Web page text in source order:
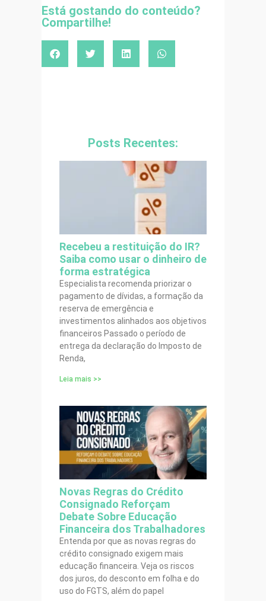
Está gostando do conteúdo?
Compartilhe!
Posts Recentes:
Recebeu a restituição do IR?
Saiba como usar o dinheiro de
forma estratégica
Especialista recomenda priorizar o
pagamento de dívidas, a formação da
reserva de emergência e
investimentos alinhados aos objetivos
financeiros Passado o período de
entrega da declaração do Imposto de
Renda,
Leia mais >>
Novas Regras do Crédito
Consignado Reforçam
Debate Sobre Educação
Financeira dos Trabalhadores
Entenda por que as novas regras do
crédito consignado exigem mais
educação financeira. Veja os riscos
dos juros, do desconto em folha e do
uso do FGTS, além do papel